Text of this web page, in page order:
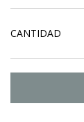
CANTIDAD